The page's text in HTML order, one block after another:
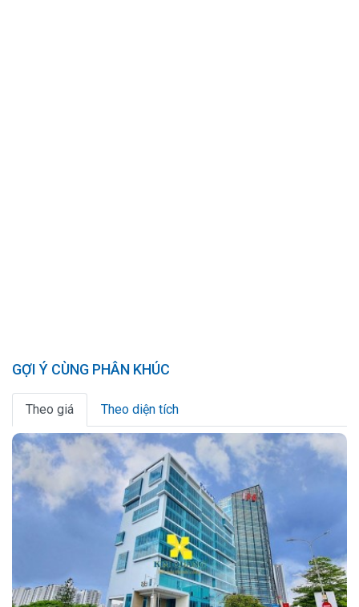
GỢI Ý CÙNG PHÂN KHÚC
Theo giá Theo diện tích